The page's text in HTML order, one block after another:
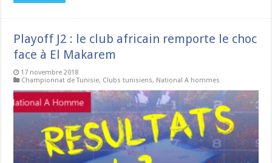
Playoff J2 : le club africain remporte le choc
face à El Makarem
17 novembre 2018
Championnat de Tunisie, Clubs tunisiens, National A hommes